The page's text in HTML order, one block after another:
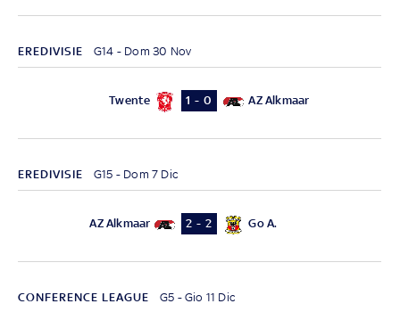
EREDIVISIE G14 - Dom 30 Nov
Twente 1 - 0 AZ Alkmaar
EREDIVISIE G15 - Dom 7 Dic
AZ Alkmaar 2 - 2 Go A.
CONFERENCE LEAGUE G5 - Gio 11 Dic